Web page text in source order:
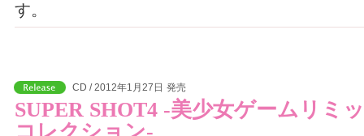
す。
CD / 2012年1月27日 発売
SUPER SHOT4 -美少女ゲームリミ